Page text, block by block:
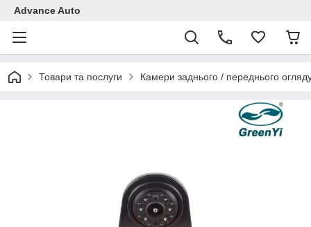
Advance Auto
Товари та послуги Камери заднього / переднього